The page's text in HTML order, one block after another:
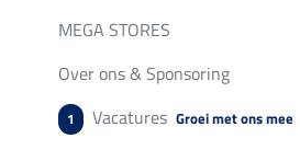
MEGA STORES
Over ons & Sponsoring
1 Vacatures Groei met ons mee